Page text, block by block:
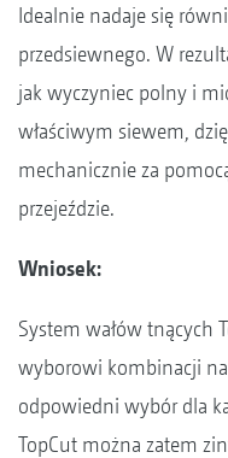
Idealnie nadaje się
przedsiewnego. W
jak wyczyniec polny i
właściwym siewem,
mechanicznie za
przejeździe.
Wniosek:
System wałów tnących
wyborowi kombinacji
odpowiedni wybór dla
TopCut można zatem